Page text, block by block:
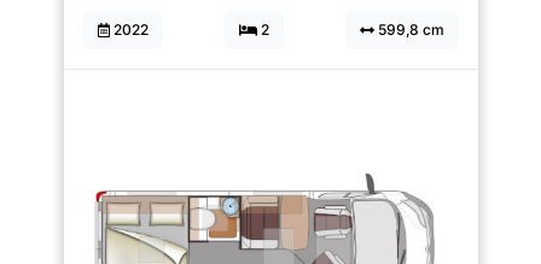
2022 2 599,8 cm